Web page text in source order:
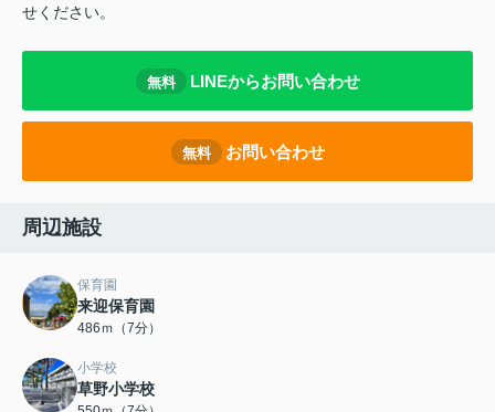
せください。
無料 LINEからお問い合わせ
無料 お問い合わせ
周辺施設
保育園
来迎保育園
486ｍ（7分）
小学校
草野小学校